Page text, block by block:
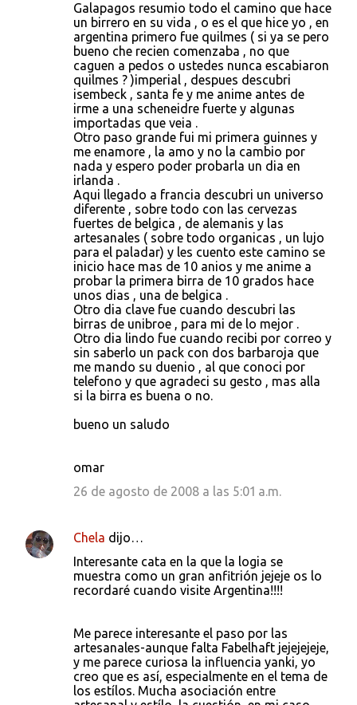
Galapagos resumio todo el camino que hace
un birrero en su vida , o es el que hice yo , en
argentina primero fue quilmes ( si ya se pero
bueno che recien comenzaba , no que
caguen a pedos o ustedes nunca escabiaron
quilmes ? )imperial , despues descubri
isembeck , santa fe y me anime antes de
irme a una scheneidre fuerte y algunas
importadas que veia .
Otro paso grande fui mi primera guinnes y
me enamore , la amo y no la cambio por
nada y espero poder probarla un dia en
irlanda .
Aqui llegado a francia descubri un universo
diferente , sobre todo con las cervezas
fuertes de belgica , de alemanis y las
artesanales ( sobre todo organicas , un lujo
para el paladar) y les cuento este camino se
inicio hace mas de 10 anios y me anime a
probar la primera birra de 10 grados hace
unos dias , una de belgica .
Otro dia clave fue cuando descubri las
birras de unibroe , para mi de lo mejor .
Otro dia lindo fue cuando recibi por correo y
sin saberlo un pack con dos barbaroja que
me mando su duenio , al que conoci por
telefono y que agradeci su gesto , mas alla
si la birra es buena o no.
bueno un saludo
omar
26 de agosto de 2008 a las 5:01 a.m.
Chela dijo…
Interesante cata en la que la logia se
muestra como un gran anfitrión jejeje os lo
recordaré cuando visite Argentina!!!!
Me parece interesante el paso por las
artesanales-aunque falta Fabelhaft jejejejeje,
y me parece curiosa la influencia yanki, yo
creo que es así, especialmente en el tema de
los estílos. Mucha asociación entre